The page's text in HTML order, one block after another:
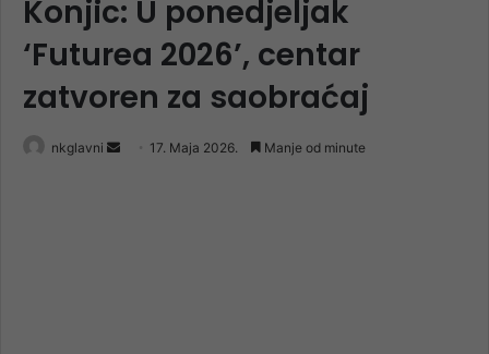
Konjic: U ponedjeljak
‘Futurea 2026’, centar
zatvoren za saobraćaj
nkglavni
Send 17. Maja 2026. Manje od minute